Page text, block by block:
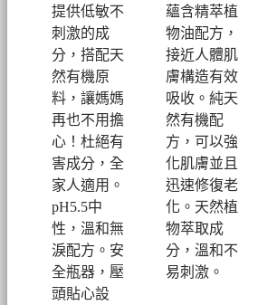
提供低敏不
刺激的成
分，搭配天
然有機原
料，讓媽媽
再也不用擔
心！ 杜絕有
害成分，全
家人適用。
pH5.5中
性，溫和無
淚配方。安
全瓶器，壓
頭貼心設
蘊含精萃植
物油配方，
接近人體肌
膚構造有效
吸收。純天
然有機配
方，可以強
化肌膚並且
迅速修復老
化。 天然植
物萃取成
分，溫和不
易刺激。